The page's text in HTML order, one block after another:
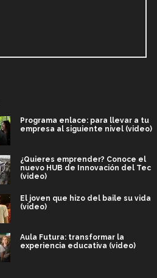
Programa enlace: para llevar a tu
empresa al siguiente nivel (video)
¿Quieres emprender? Conoce el
nuevo HUB de Innovación del Tec
(video)
El joven que hizo del baile su vida
(video)
Aula Futura: transformar la
experiencia educativa (video)